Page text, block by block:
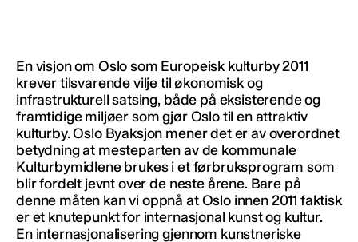
En visjon om Oslo som Europeisk kulturby 2011
krever tilsvarende vilje til økonomisk og
infrastrukturell satsing, både på eksisterende og
framtidige miljøer som gjør Oslo til en attraktiv
kulturby. Oslo Byaksjon mener det er av overordnet
betydning at mesteparten av de kommunale
Kulturbymidlene brukes i et førbruksprogram som
blir fordelt jevnt over de neste årene. Bare på
denne måten kan vi oppnå at Oslo innen 2011 faktisk
er et knutepunkt for internasjonal kunst og kultur.
En internasjonalisering gjennom kunstneriske